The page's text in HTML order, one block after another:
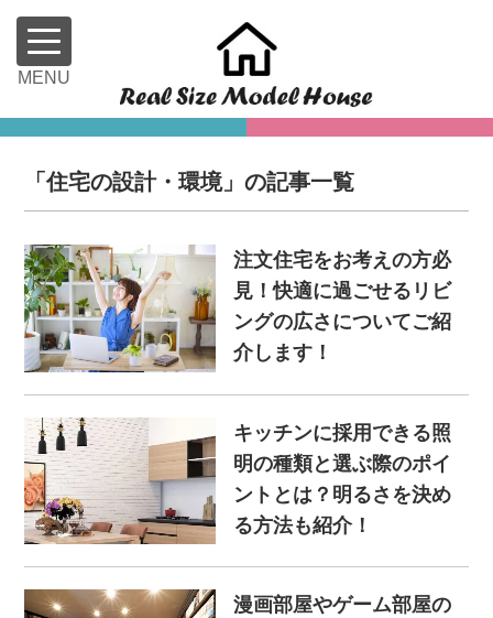
「住宅の設計・環境」の記事一覧
注文住宅をお考えの方必
見！快適に過ごせるリビ
ングの広さについてご紹
介します！
キッチンに採用できる照
明の種類と選ぶ際のポイ
ントとは？明るさを決め
る方法も紹介！
漫画部屋やゲーム部屋の